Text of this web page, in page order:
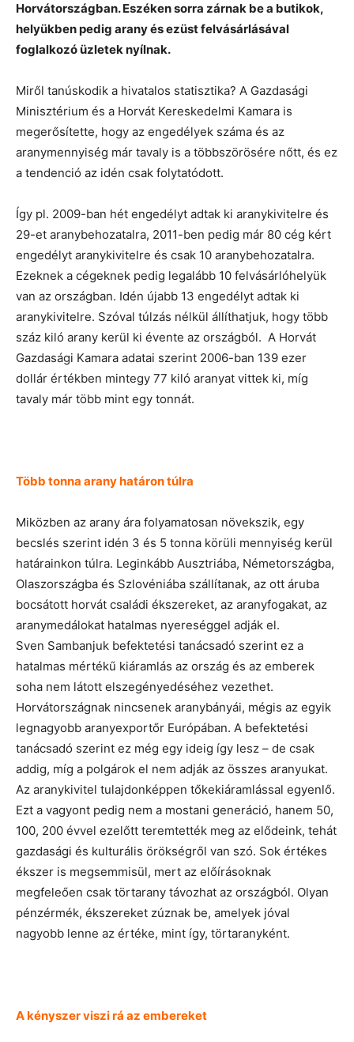
Horvátországban. Eszéken sorra zárnak be a butikok,
helyükben pedig arany és ezüst felvásárlásával
foglalkozó üzletek nyílnak.
Miről tanúskodik a hivatalos statisztika? A Gazdasági
Minisztérium és a Horvát Kereskedelmi Kamara is
megerősítette, hogy az engedélyek száma és az
aranymennyiség már tavaly is a többszörösére nőtt, és ez
a tendenció az idén csak folytatódott.
Így pl. 2009-ban hét engedélyt adtak ki aranykivitelre és
29-et aranybehozatalra, 2011-ben pedig már 80 cég kért
engedélyt aranykivitelre és csak 10 aranybehozatalra.
Ezeknek a cégeknek pedig legalább 10 felvásárlóhelyük
van az országban. Idén újabb 13 engedélyt adtak ki
aranykivitelre. Szóval túlzás nélkül állíthatjuk, hogy több
száz kiló arany kerül ki évente az országból. A Horvát
Gazdasági Kamara adatai szerint 2006-ban 139 ezer
dollár értékben mintegy 77 kiló aranyat vittek ki, míg
tavaly már több mint egy tonnát.
Több tonna arany határon túlra
Miközben az arany ára folyamatosan növekszik, egy
becslés szerint idén 3 és 5 tonna körüli mennyiség kerül
határainkon túlra. Leginkább Ausztriába, Németországba,
Olaszországba és Szlovéniába szállítanak, az ott áruba
bocsátott horvát családi ékszereket, az aranyfogakat, az
aranymedálokat hatalmas nyereséggel adják el.
Sven Sambanjuk befektetési tanácsadó szerint ez a
hatalmas mértékű kiáramlás az ország és az emberek
soha nem látott elszegényedéséhez vezethet.
Horvátországnak nincsenek aranybányái, mégis az egyik
legnagyobb aranyexportőr Európában. A befektetési
tanácsadó szerint ez még egy ideig így lesz – de csak
addig, míg a polgárok el nem adják az összes aranyukat.
Az aranykivitel tulajdonképpen tőkekiáramlással egyenlő.
Ezt a vagyont pedig nem a mostani generáció, hanem 50,
100, 200 évvel ezelőtt teremtették meg az elődeink, tehát
gazdasági és kulturális örökségről van szó. Sok értékes
ékszer is megsemmisül, mert az előírásoknak
megfeleően csak törtarany távozhat az országból. Olyan
pénzérmék, ékszereket zúznak be, amelyek jóval
nagyobb lenne az értéke, mint így, törtaranyként.
A kényszer viszi rá az embereket